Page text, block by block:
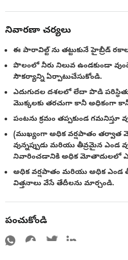
నివారణా చర్యలు
ఈ పారావిల్ట్ ను తట్టుకునే హైబ్రీడ్
పొలంలో నీరు నిలువ ఉండకుండా
సౌకర్యాన్ని ఏర్పాటుచేసుకోండి.
ఎదుగుదల దశలలో లేదా పొడి
మొక్కలకు తరచుగా కానీ అధికంగా కానీ
పంటను క్రమం తప్పకుండ గమనిస్తూ
(ముఖ్యంగా అధిక వర్షపాతం తర్వాత
వున్నప్పుడు మరియు తీవ్రమైన ఎండ
నివారించడానికి అధిక మోతాదులలో
అధిక వర్షపాతం మరియు అధిక ఎండ
విత్తనాలు వేసే తేదీలను మార్చండి.
పంచుకోండి